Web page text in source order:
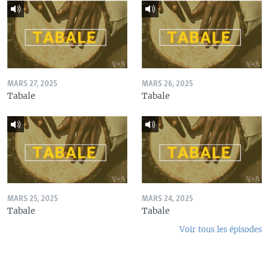
MARS 27, 2025
Tabale
MARS 26, 2025
Tabale
MARS 25, 2025
Tabale
MARS 24, 2025
Tabale
Voir tous les épisodes